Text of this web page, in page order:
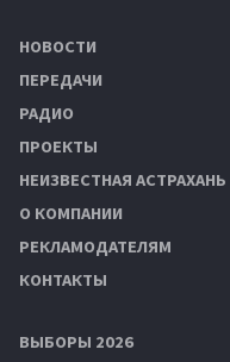
НОВОСТИ
ПЕРЕДАЧИ
РАДИО
ПРОЕКТЫ
НЕИЗВЕСТНАЯ АСТРАХАНЬ
О КОМПАНИИ
РЕКЛАМОДАТЕЛЯМ
КОНТАКТЫ
ВЫБОРЫ 2026